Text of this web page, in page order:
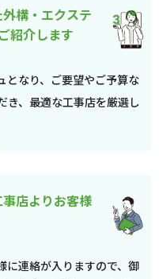
構・エクステ
紹介します
となり、ご要望やご予算な
き、最適な工事店を厳選し
店よりお客様
に連絡が入りますので、御